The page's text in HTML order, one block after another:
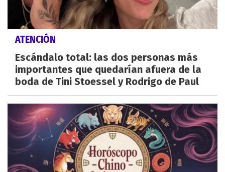
ATENCIÓN
Escándalo total: las dos personas más
importantes que quedarían afuera de la
boda de Tini Stoessel y Rodrigo de Paul